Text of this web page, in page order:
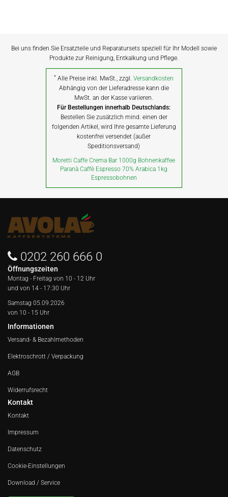
Bei uns finden Sie Ersatzteile und Reparatursets speziell für Ihr Modell sowie
Produkte zur Reinigung, Entkalkung und Pflege.
* Alle Preise inkl. MwSt., zzgl.Versandkosten
Abhängig von der Lieferadresse kann die
MwSt. an der Kasse variieren.
Für Bestellungen innerhalb Deutschlands:
Bestellen Sie zusätzlich mind. einen der
folgenden Artikel, wird Ihre gesamte Lieferung
kostenfrei versendet (außer
Speditionsversand)
Moretti Caffe Crema Bar 1000g Bohnenkaffee
Paranà Caffè Espresso 70% Arabica 1kg
Espressobohnen
0202 260 666 0
Öffnungszeiten
Montag - Freitag von 10 - 12 Uhr
und von 14 - 17:30 Uhr
Samstag 05.09.2026
von 10 - 15 Uhr
Informationen
Versand- & Bezahlmethoden
Elektroschrott / Verpackung
AGB
Widerrufsrecht
Kontakt
Kontakt
Impressum
Datenschutz
Cookie-Einstellungen
Download / Service